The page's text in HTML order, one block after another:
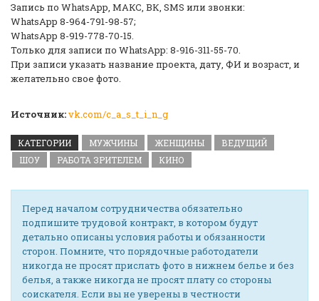
Запись по WhatsApp, МАКС, ВК, SMS или звонки:
WhatsApp 8-964-791-98-57;
WhatsApp 8-919-778-70-15.
Только для записи по WhatsApp: 8-916-311-55-70.
При записи указать название проекта, дату, ФИ и возраст, и
желательно свое фото.
Источник:vk.com/c_a_s_t_i_n_g
КАТЕГОРИИ МУЖЧИНЫ ЖЕНЩИНЫ
ВЕДУЩИЙ
ШОУ
РАБОТА ЗРИТЕЛЕМ КИНО
Перед началом сотрудничества обязательно
подпишите трудовой контракт, в котором будут
детально описаны условия работы и обязанности
сторон. Помните, что порядочные работодатели
никогда не просят прислать фото в нижнем белье и без
белья, а также никогда не просят плату со стороны
соискателя. Если вы не уверены в честности